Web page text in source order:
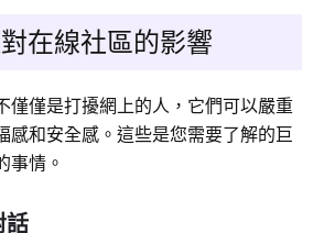
在線社區的影響
僅僅是打擾網上的人，它們可以嚴重
感和安全感。這些是您需要了解的巨
事情。
話